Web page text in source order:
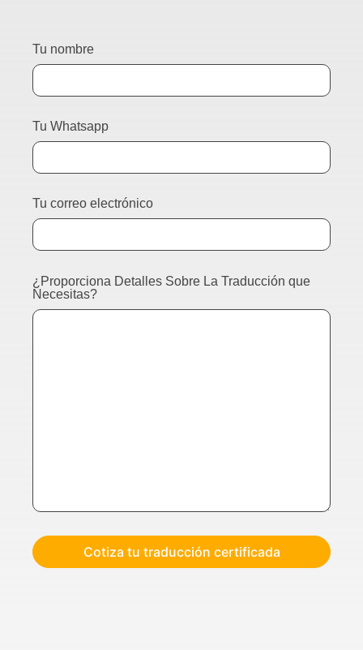
Tu nombre
Tu Whatsapp
Tu correo electrónico
¿Proporciona Detalles Sobre La Traducción que
Necesitas?